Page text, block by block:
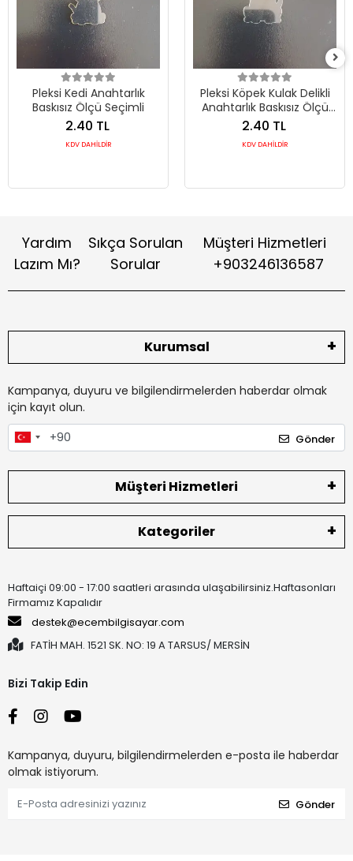
Pleksi Kedi Anahtarlık
Baskısız Ölçü Seçimli
2.40 TL
KDV DAHİLDİR
Pleksi Köpek Kulak Delikli
Anahtarlık Baskısız Ölçü
Seçimli
2.40 TL
KDV DAHİLDİR
Yardım
Lazım Mı?
Sıkça Sorulan
Sorular
Müşteri Hizmetleri
+903246136587
Kurumsal
Kampanya, duyuru ve bilgilendirmelerden haberdar olmak
için kayıt olun.
Gönder
Müşteri Hizmetleri
Kategoriler
Haftaiçi 09:00 - 17:00 saatleri arasında ulaşabilirsiniz.Haftasonları
Firmamız Kapalıdır
destek@ecembilgisayar.com
FATİH MAH. 1521 SK. NO: 19 A TARSUS/ MERSİN
Bizi Takip Edin
Kampanya, duyuru, bilgilendirmelerden e-posta ile haberdar
olmak istiyorum.
Gönder